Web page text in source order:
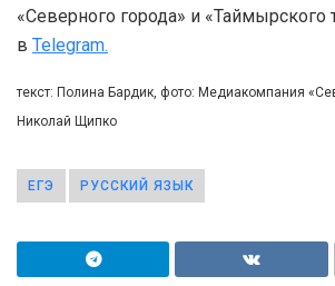
«Северного города» и «Таймырского
в Telegram.
текст: Полина Бардик, фото: Медиакомпания
Николай Щипко
ЕГЭ РУССКИЙ ЯЗЫК